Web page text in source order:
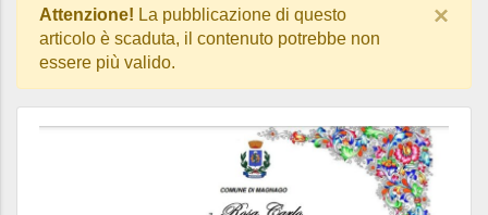
Attenzione! La pubblicazione di questo
articolo è scaduta, il contenuto potrebbe non
essere più valido.
×